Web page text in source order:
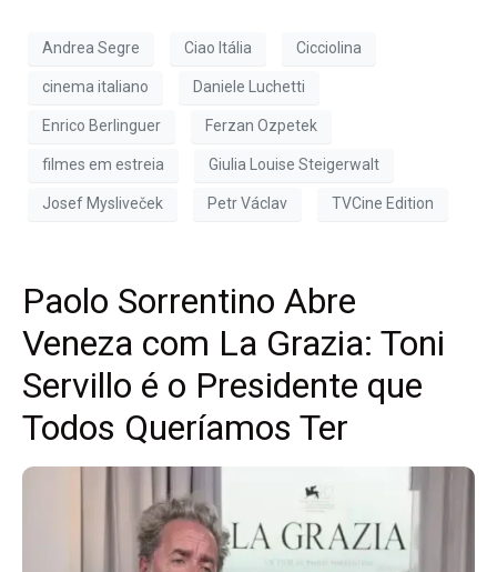
Andrea Segre Ciao Itália Cicciolina
cinema italiano Daniele Luchetti
Enrico Berlinguer Ferzan Ozpetek
filmes em estreia Giulia Louise Steigerwalt
Josef Mysliveček Petr Václav TVCine Edition
Paolo Sorrentino Abre
Veneza com La Grazia: Toni
Servillo é o Presidente que
Todos Queríamos Ter